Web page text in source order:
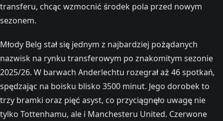
transferu, chcąc wzmocnić środek pola przed nowym
sezonem.
Młody Belg stał się jednym z najbardziej pożądanych
nazwisk na rynku transferowym po znakomitym sezonie
2025/26. W barwach Anderlechtu rozegrał aż 46 spotkań,
spędzając na boisku blisko 3500 minut. Jego dorobek to
trzy bramki oraz pięć asyst, co przyciągnęło uwagę nie
tylko Tottenhamu, ale i Manchesteru United. Czerwone